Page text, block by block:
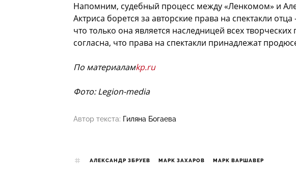
Напомним, судебный процесс между «Ленкомом» и
Актриса борется за авторские права на спектакли
что только она является наследницей всех
согласна, что права на спектакли принадлежат
По материаламkp.ru
Фото: Legion-media
Автор текста: Гиляна Богаева
АЛЕКСАНДР ЗБРУЕВ МАРК ЗАХАРОВ МАРК ВАРШАВЕР